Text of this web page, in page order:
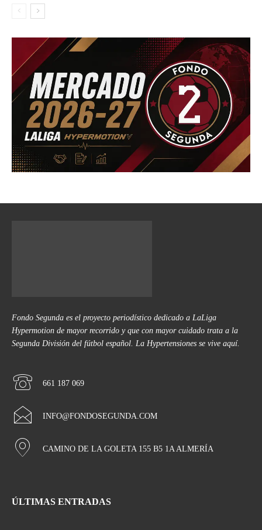
Fondo Segunda es el proyecto periodístico dedicado a LaLiga
Hypermotion de mayor recorrido y que con mayor cuidado trata a la
Segunda División del fútbol español. La Hypertensiones se vive aquí.
661 187 069
INFO@FONDOSEGUNDA.COM
CAMINO DE LA GOLETA 155 B5 1A ALMERÍA
ÚLTIMAS ENTRADAS